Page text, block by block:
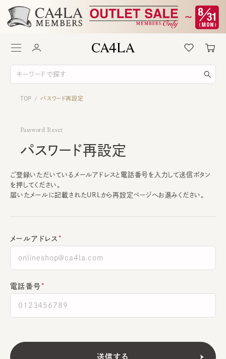
TOP / パスワード再設定
Password Reset
パスワード再設定
ご登録いただいているメールアドレスと電話番号を入力して送信ボタン
を押してください。
届いたメールに記載されたURLから再設定ページへお進みください。
メールアドレス
電話番号